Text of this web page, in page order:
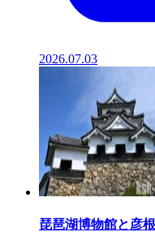
2026.07.03
琵琶湖博物館と彦